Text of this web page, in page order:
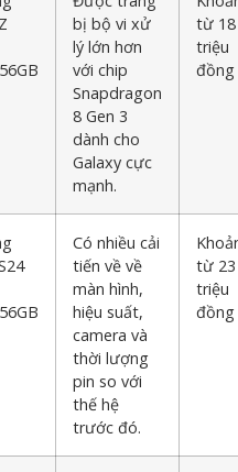
bị bộ vi xử
lý lớn hơn
với chip
Snapdragon
8 Gen 3
dành cho
Galaxy cực
mạnh.
từ 18
triệu
đồng
Có nhiều cải
tiến về về
màn hình,
hiệu suất,
camera và
thời lượng
pin so với
thế hệ
trước đó.
từ 23
triệu
đồng